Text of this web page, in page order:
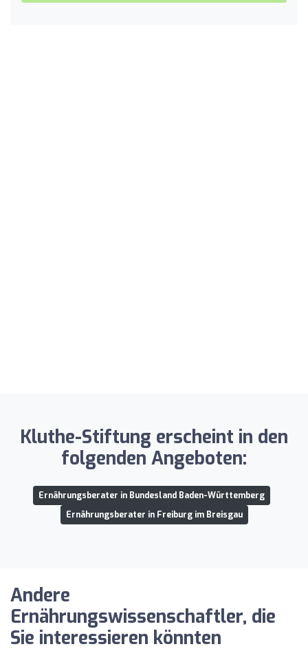
Kluthe-Stiftung erscheint in den
folgenden Angeboten:
Ernährungsberater in Bundesland Baden-Württemberg
Ernährungsberater in Freiburg im Breisgau
Andere
Ernährungswissenschaftler, die
Sie interessieren könnten